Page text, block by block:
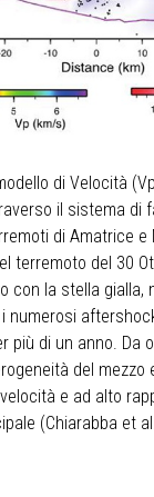
di Velocità
il sistema di
di Amatrice e
terremoto del 30
con la stella gialla,
numerosi
più di un anno. Da
del mezzo
e ad alto
(Chiarabba et